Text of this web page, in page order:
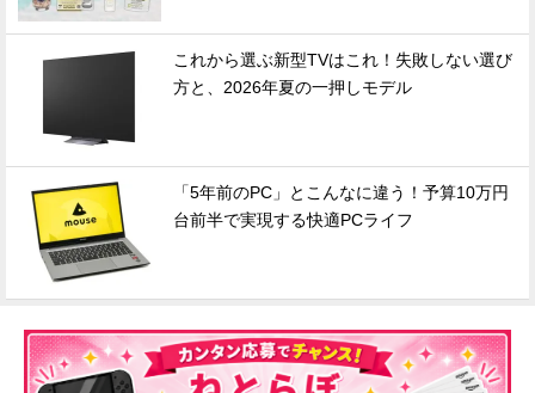
これから選ぶ新型TVはこれ！失敗しない選び
方と、2026年夏の一押しモデル
「5年前のPC」とこんなに違う！予算10万円
台前半で実現する快適PCライフ